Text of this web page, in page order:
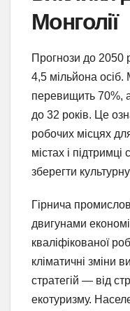
Монголії
Прогнози до 2050
4,5 мільйона осіб.
перевищить 70%, а
до 32 років. Це
робочих місцях
містах і підтримці
зберегти
Гірнича
двигунами
кваліфікованої
кліматичні зміни
стратегій — від
екотуризму.